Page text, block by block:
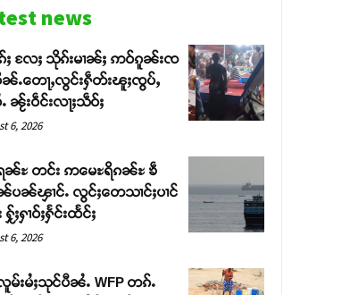
news
လႄႈ သိုၵ်းမၢၼ်ႈ ဢဝ်ၵူၼ်းၸ
ႉတေႃႇလွင်းႁဵတ်းၽူႈၸွပ်ႇ
ၼႂ်းဝဵင်းလႃႈသဵဝ်ႈ
6, 2026
ၼ်ႊ တင်း ဢမေႊရိၵၼ်ႊ ၶဵ
ပၼ်ၾၢင်ႉ လွင်ႈတေသၢင်ႈပၢင်
ႈႁၢဝ်ႈႁႅင်းထႅင်ႈ
6, 2026
မ်းမႆႈသုင်ပီၼႆႉ WFP တၵ်ႉ